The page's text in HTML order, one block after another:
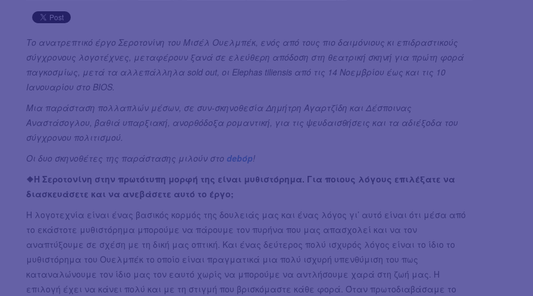
Το ανατρεπτικό έργο Σεροτονίνη του Μισέλ Ουελμπέκ, ενός από τους πιο δαιμόνιους κι επιδραστικούς
σύγχρονους λογοτέχνες, μεταφέρουν ξανά σε ελεύθερη απόδοση στη θεατρική σκηνή για πρώτη φορά
παγκοσμίως, μετά τα αλλεπάλληλα sold out, οι Elephas tiliensis από τις 14 Νοεμβρίου έως και τις 10
Ιανουαρίου στο ΒIOS.
Μια παράσταση πολλαπλών μέσων, σε συν-σκηνοθεσία Δημήτρη Αγαρτζίδη και Δέσποινας
Αναστάσογλου, βαθιά υπαρξιακή, ανορθόδοξα ρομαντική, για τις ψευδαισθήσεις και τα αδιέξοδα του
σύγχρονου πολιτισμού.
Οι δυο σκηνοθέτες της παράστασης μιλούν στο debόp!
❖Η Σεροτονίνη στην πρωτότυπη μορφή της είναι μυθιστόρημα. Για ποιους λόγους επιλέξατε να
διασκευάσετε και να ανεβάσετε αυτό το έργο;
Η λογοτεχνία είναι ένας βασικός κορμός της δουλειάς μας και ένας λόγος γι’ αυτό είναι ότι μέσα από
το εκάστοτε μυθιστόρημα μπορούμε να πάρουμε τον πυρήνα που μας απασχολεί και να τον
αναπτύξουμε σε σχέση με τη δική μας οπτική. Και ένας δεύτερος πολύ ισχυρός λόγος είναι το ίδιο το
μυθιστόρημα του Ουελμπέκ το οποίο είναι πραγματικά μια πολύ ισχυρή υπενθύμιση του πως
καταναλώνουμε τον ίδιο μας τον εαυτό χωρίς να μπορούμε να αντλήσουμε χαρά στη ζωή μας. Η
επιλογή έχει να κάνει πολύ και με τη στιγμή που βρισκόμαστε κάθε φορά. Όταν πρωτοδιαβάσαμε το